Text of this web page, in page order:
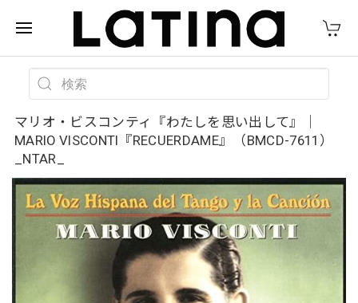
マリオ・ビスコンティ『わたしを思い出して』｜
MARIO VISCONTI『RECUERDAME』（BMCD-7611）
_NTAR_